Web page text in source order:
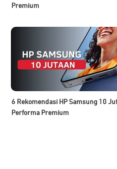
Premium
6 Rekomendasi HP Samsung 10
Performa Premium